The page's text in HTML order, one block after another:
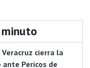
Veracruz cierra la
Pericos de